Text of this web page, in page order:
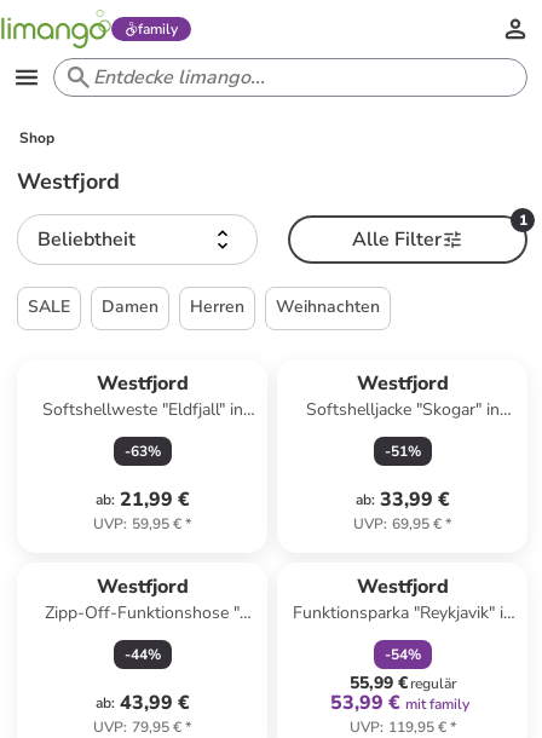
family
Shop
Westfjord
Beliebtheit
1
Alle Filter
SALE Damen Herren Weihnachten
Westfjord
Softshellweste "Eldfjall" in
Türkis
-63%
ab: 21,99 €
UVP: 59,95 €*
Westfjord
Softshelljacke "Skogar" in
Blau
-51%
ab: 33,99 €
UVP: 69,95 €*
Westfjord
Zipp-Off-Funktionshose "
Skardsvik" in Grün
-44%
ab: 43,99 €
UVP: 79,95 €*
Westfjord
Funktionsparka "Reykjavik" in
Mint
-54%
55,99 €regulär
53,99 € mit family
UVP: 119,95 €*